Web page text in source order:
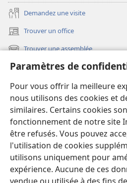
Paramètres de
Pour vous offrir la meilleure
nous utilisons des cookies et
similaires. Certains cookies
fonctionnement de notre site
être refusés. Vous pouvez
l'utilisation de cookies
utilisons uniquement pour
expérience. Aucune de ces
Demandez une visite
Trouver un office
(ouvre
une
fenêtre)
Trouver une assemblée
(ouvre
une
nouvelle
fenêtre)
Les nouveautés
Vidéos
Rechercher
Dons
(ouvre
une
nouvelle
fenêtre)
Bibliothèque en ligne
(ouvre
une
nouvelleJW Hub ®
(ouvre